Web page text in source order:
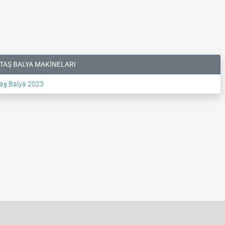
BALYA MAKİNELARI
Balya 2023